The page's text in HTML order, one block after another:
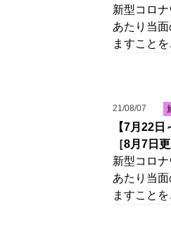
新型コロ
あたり当
ますこと
21/08/07
【7月22
［8月7日更
新型コロ
あたり当
ますこと